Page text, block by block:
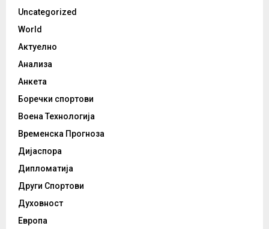
Uncategorized
World
Актуелно
Анализа
Анкета
Боречки спортови
Воена Технологија
Временска Прогноза
Дијаспора
Дипломатија
Други Спортови
Духовност
Европа